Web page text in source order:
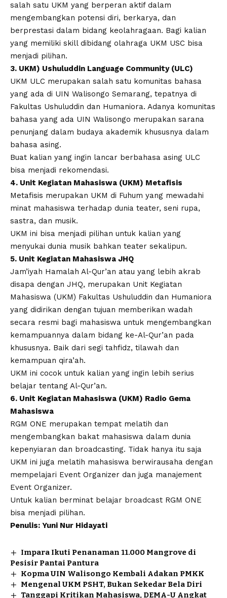
salah satu UKM yang berperan aktif dalam
mengembangkan potensi diri, berkarya, dan
berprestasi dalam bidang keolahragaan. Bagi kalian
yang memiliki skill dibidang olahraga UKM USC bisa
menjadi pilihan.
3. UKM) Ushuluddin Language Community (ULC)
UKM ULC merupakan salah satu komunitas bahasa
yang ada di UIN Walisongo Semarang, tepatnya di
Fakultas Ushuluddin dan Humaniora. Adanya komunitas
bahasa yang ada UIN Walisongo merupakan sarana
penunjang dalam budaya akademik khususnya dalam
bahasa asing.
Buat kalian yang ingin lancar berbahasa asing ULC
bisa menjadi rekomendasi.
4. Unit Kegiatan Mahasiswa (UKM) Metafisis
Metafisis merupakan UKM di Fuhum yang mewadahi
minat mahasiswa terhadap dunia teater, seni rupa,
sastra, dan musik.
UKM ini bisa menjadi pilihan untuk kalian yang
menyukai dunia musik bahkan teater sekalipun.
5. Unit Kegiatan Mahasiswa JHQ
Jam’iyah Hamalah Al-Qur’an atau yang lebih akrab
disapa dengan JHQ, merupakan Unit Kegiatan
Mahasiswa (UKM) Fakultas Ushuluddin dan Humaniora
yang didirikan dengan tujuan memberikan wadah
secara resmi bagi mahasiswa untuk mengembangkan
kemampuannya dalam bidang ke-Al-Qur’an pada
khususnya. Baik dari segi tahfidz, tilawah dan
kemampuan qira’ah.
UKM ini cocok untuk kalian yang ingin lebih serius
belajar tentang Al-Qur’an.
6. Unit Kegiatan Mahasiswa (UKM) Radio Gema
Mahasiswa
RGM ONE merupakan tempat melatih dan
mengembangkan bakat mahasiswa dalam dunia
kepenyiaran dan broadcasting. Tidak hanya itu saja
UKM ini juga melatih mahasiswa berwirausaha dengan
mempelajari Event Organizer dan juga manajement
Event Organizer.
Untuk kalian berminat belajar broadcast RGM ONE
bisa menjadi pilihan.
Penulis: Yuni Nur Hidayati
Impara Ikuti Penanaman 11.000 Mangrove di
Pesisir Pantai Pantura
Kopma UIN Walisongo Kembali Adakan PMKK
Mengenal UKM PSHT, Bukan Sekedar Bela Diri
Tanggapi Kritikan Mahasiswa, DEMA-U Angkat